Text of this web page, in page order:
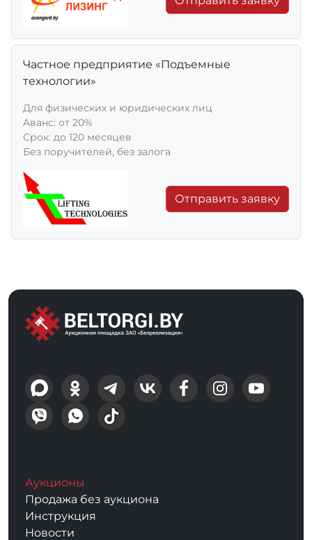
Частное предприятие «Подъемные
технологии»
Для физических и юридических лиц
Aванс: от 20%
Срок: до 120 месяцев
Без поручителей, без залога
Отправить заявку
Аукционы
Продажа без аукциона
Инструкция
Новости